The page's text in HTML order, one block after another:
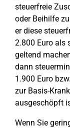
steuerfreie
oder Beihilfe
er diese
2.800 Euro als
geltend
dann
1.900 Euro
zur Basis-
ausgeschöpft
Wenn Sie